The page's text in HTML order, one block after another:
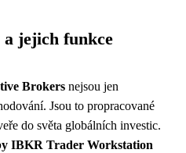
jejich funkce
Brokers nejsou jen
Jsou to propracované
do světa globálních investic.
IBKR Trader Workstation